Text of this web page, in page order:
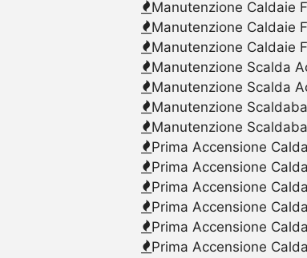
Manutenzione Caldaie
Manutenzione Caldaie
Manutenzione Caldaie
Manutenzione Scalda
Manutenzione Scalda
Manutenzione
Manutenzione
Prima Accensione
Prima Accensione
Prima Accensione
Prima Accensione
Prima Accensione
Prima Accensione